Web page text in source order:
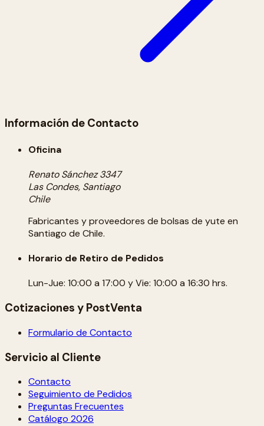
Información de Contacto
Oficina
Renato Sánchez 3347
Las Condes, Santiago
Chile
Fabricantes y proveedores de bolsas de yute en
Santiago de Chile.
Horario de Retiro de Pedidos
Lun-Jue: 10:00 a 17:00 y Vie: 10:00 a 16:30 hrs.
Cotizaciones y PostVenta
Formulario de Contacto
Servicio al Cliente
Contacto
Seguimiento de Pedidos
Preguntas Frecuentes
Catálogo 2026